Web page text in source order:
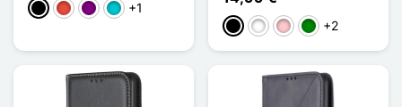
NegroRojoPúrpuraTurquesa
+1
NegroBlancoRosaVerde
+2